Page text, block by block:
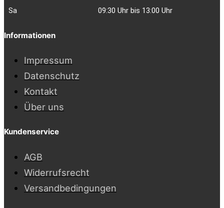
Sa 09:30 Uhr bis 13:00 Uhr
Informationen
Impressum
Datenschutz
Kontakt
Über uns
Kundenservice
AGB
Widerrufsrecht
Versandbedingungen